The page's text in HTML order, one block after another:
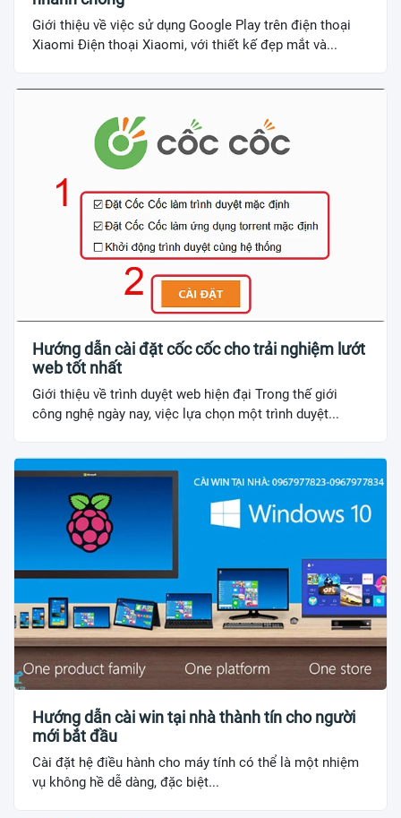
Giới thiệu về việc sử dụng Google Play trên điện thoại
Xiaomi Điện thoại Xiaomi, với thiết kế đẹp mắt và...
Hướng dẫn cài đặt cốc cốc cho trải nghiệm lướt
web tốt nhất
Giới thiệu về trình duyệt web hiện đại Trong thế giới
công nghệ ngày nay, việc lựa chọn một trình duyệt...
Hướng dẫn cài win tại nhà thành tín cho người
mới bắt đầu
Cài đặt hệ điều hành cho máy tính có thể là một nhiệm
vụ không hề dễ dàng, đặc biệt...